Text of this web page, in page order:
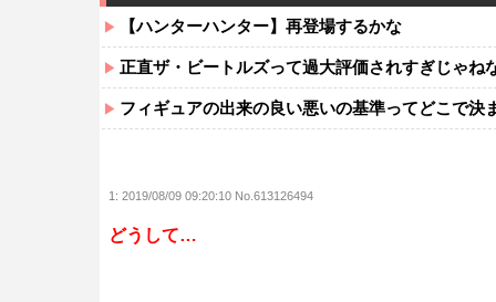
【ハンターハンター】再登場するかな
正直ザ・ビートルズって過大評価されすぎじゃね
フィギュアの出来の良い悪いの基準ってどこで決
1: 2019/08/09 09:20:10 No.613126494
どうして…